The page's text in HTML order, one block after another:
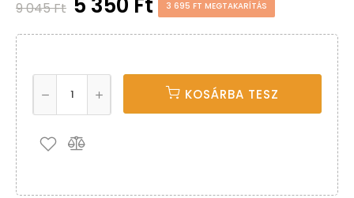
9 045 Ft 3 695 FT MEGTAKARÍTÁS
KOSÁRBA TESZ